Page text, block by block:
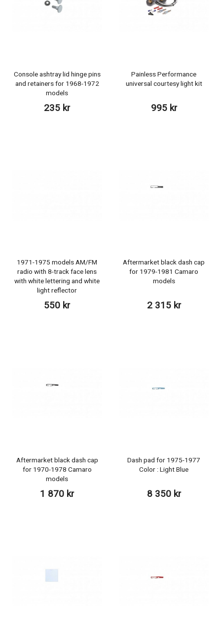
Console ashtray lid hinge pins
and retainers for 1968-1972
models
235 kr
Painless Performance
universal courtesy light kit
995 kr
1971-1975 models AM/FM
radio with 8-track face lens
with white lettering and white
light reflector
550 kr
Aftermarket black dash cap
for 1979-1981 Camaro
models
2 315 kr
Aftermarket black dash cap
for 1970-1978 Camaro
models
1 870 kr
Dash pad for 1975-1977
Color : Light Blue
8 350 kr